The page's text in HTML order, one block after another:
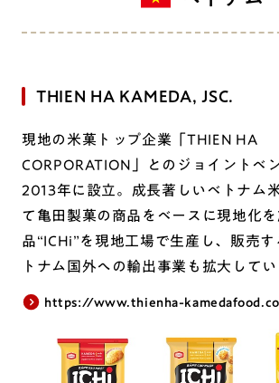
THIEN HA KAMEDA, JSC.
現地の米菓トップ企業「THIEN HA
CORPORATION」とのジョイントベ
2013年に設立。成長著しいベトナム
て亀田製菓の商品をベースに現地化
品“ICHi”を現地工場で生産し、販売
トナム国外への輸出事業も拡大してい
https://www.thienha-